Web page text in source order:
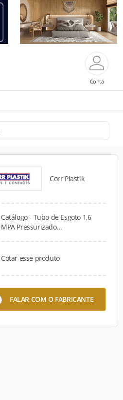
Conta
Corr Plastik
Catálogo - Tubo de Esgoto 1,6
MPA Pressurizado...
Cotar esse produto
FALAR COM O FABRICANTE